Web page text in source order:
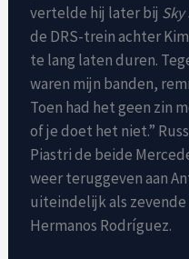
vertelde hij later bij Sky
de DRS-trein achter
te lang laten duren.
waren mijn banden,
Toen had het geen zin
of je doet het niet.”
Piastri de beide
weer teruggeven aan
uiteindelijk als
Hermanos Rodríguez.